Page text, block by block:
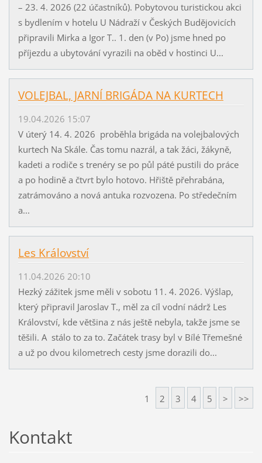
– 23. 4. 2026 (22 účastníků). Pobytovou turistickou akci
s bydlením v hotelu U Nádraží v Českých Budějovicích
připravili Mirka a Igor T.. 1. den (v Po) jsme hned po
příjezdu a ubytování vyrazili na oběd v hostinci U...
VOLEJBAL, JARNÍ BRIGÁDA NA KURTECH
19.04.2026 15:07
V úterý 14. 4. 2026 proběhla brigáda na volejbalových
kurtech Na Skále. Čas tomu nazrál, a tak žáci, žákyně,
kadeti a rodiče s trenéry se po půl páté pustili do práce
a po hodině a čtvrt bylo hotovo. Hřiště přehrabána,
zatrámováno a nová antuka rozvozena. Po středečním
a...
Les Království
11.04.2026 20:10
Hezký zážitek jsme měli v sobotu 11. 4. 2026. Výšlap,
který připravil Jaroslav T., měl za cíl vodní nádrž Les
Království, kde většina z nás ještě nebyla, takže jsme se
těšili. A stálo to za to. Začátek trasy byl v Bílé Třemešné
a už po dvou kilometrech cesty jsme dorazili do...
1 2 3 4 5 > >>
Kontakt